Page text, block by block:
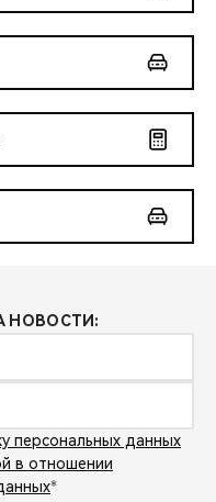
НОВОСТИ:
персональных данных
в отношении
*